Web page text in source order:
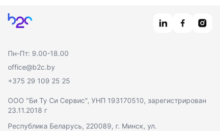
Главная
Пн-Пт: 9.00-18.00
office@b2c.by
+375 29 109 25 25
ООО "Би Ту Си Сервис", УНП 193170510, зарегистрирован
23.11.2018 г
Республика Беларусь, 220089, г. Минск, ул.